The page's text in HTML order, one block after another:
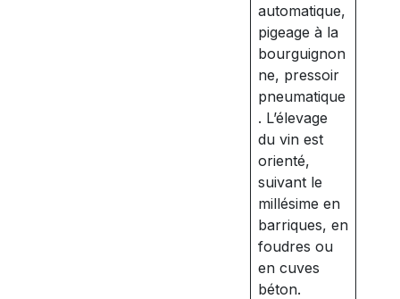
automatique,
pigeage à la
bourguignon
ne, pressoir
pneumatique
. L’élevage
du vin est
orienté,
suivant le
millésime en
barriques, en
foudres ou
en cuves
béton.